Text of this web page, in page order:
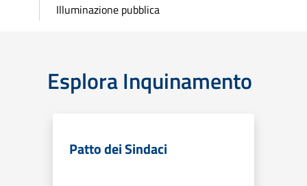
Illuminazione pubblica
Esplora Inquinamento
Patto dei Sindaci